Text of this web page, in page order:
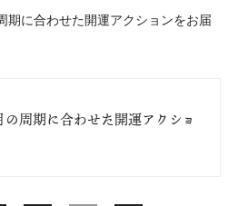
期に合わせた開運アクションをお届
周期に合わせた開運アクショ